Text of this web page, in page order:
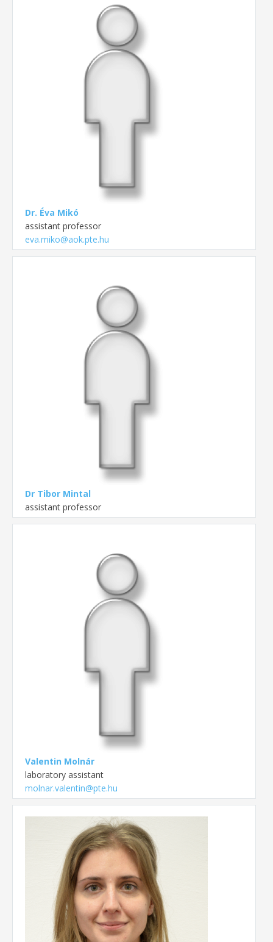
Dr. Éva Mikó
assistant professor
eva.miko@aok.pte.hu
Dr Tibor Mintal
assistant professor
Valentin Molnár
laboratory assistant
molnar.valentin@pte.hu